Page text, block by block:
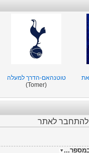
טוטנהאם-הדרך למעלה
(Tomer)
להתחבר לאתר